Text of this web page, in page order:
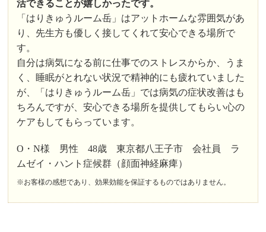
活できることが嬉しかったです。
「はりきゅうルーム岳」はアットホームな雰囲気があ
り、先生方も優しく接してくれて安心できる場所で
す。
自分は病気になる前に仕事でのストレスからか、うま
く、睡眠がとれない状況で精神的にも疲れていました
が、「はりきゅうルーム岳」では病気の症状改善はも
ちろんですが、安心できる場所を提供してもらい心の
ケアもしてもらっています。
O・N様 男性 48歳 東京都八王子市 会社員 ラ
ムゼイ・ハント症候群（顔面神経麻痺）
※お客様の感想であり、効果効能を保証するものではありません。